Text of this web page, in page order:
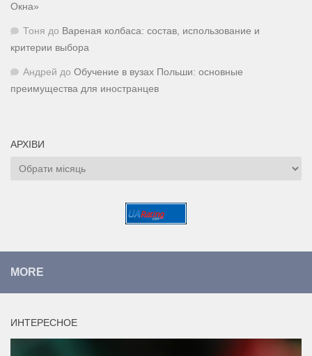
Окна»
Тоня до Вареная колбаса: состав, использование и
критерии выбора
Андрей до Обучение в вузах Польши: основные
преимущества для иностранцев
АРХІВИ
Архіви
MORE
ИНТЕРЕСНОЕ